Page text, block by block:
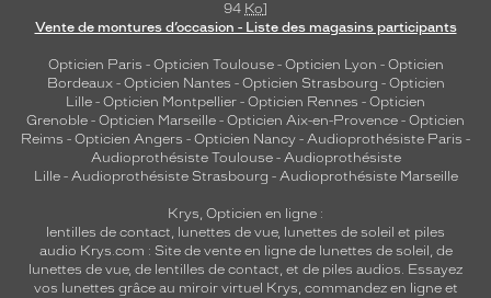
94 Ko]
Vente de montures d’occasion - Liste des magasins participants
Opticien Paris - Opticien Toulouse- Opticien Lyon - Opticien
Bordeaux- Opticien Nantes - Opticien Strasbourg - Opticien
Lille - Opticien Montpellier - Opticien Rennes - Opticien
Grenoble - Opticien Marseille - Opticien Aix-en-Provence - Opticien
Reims - Opticien Angers - Opticien Nancy - Audioprothésiste Paris -
Audioprothésiste Toulouse- Audioprothésiste
Lille- Audioprothésiste Strasbourg - Audioprothésiste Marseille
Krys, Opticien en ligne :
lentilles de contact, lunettes de vue, lunettes de soleil et piles
audio Krys.com : Site de vente en ligne de lunettes de soleil, de
lunettes de vue, de lentilles de contact, et de piles audios. Essayez
vos lunettes grâce au miroir virtuel Krys, commandez en ligne et